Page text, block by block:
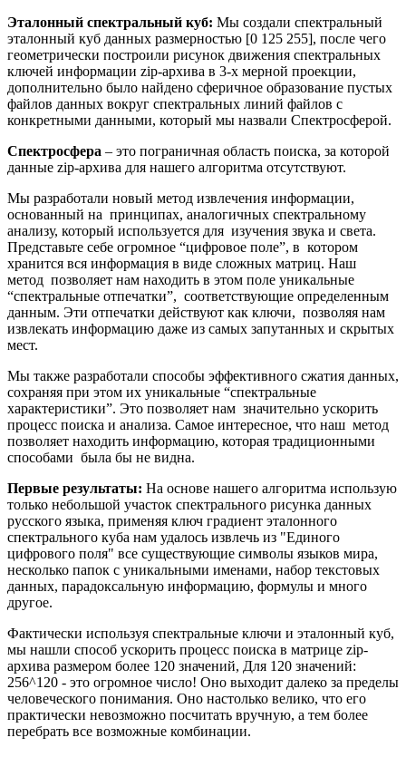
Эталонный спектральный куб: Мы создали спектральный
эталонный куб данных размерностью [0 125 255], после чего
геометрически построили рисунок движения спектральных
ключей информации zip-архива в 3-х мерной проекции,
дополнительно было найдено сферичное образование пустых
файлов данных вокруг спектральных линий файлов с
конкретными данными, который мы назвали Спектросферой.
Спектросфера – это пограничная область поиска, за которой
данные zip-архива для нашего алгоритма отсутствуют.
Мы разработали новый метод извлечения информации,
основанный на принципах, аналогичных спектральному
анализу, который используется для изучения звука и света.
Представьте себе огромное “цифровое поле”, в котором
хранится вся информация в виде сложных матриц. Наш
метод позволяет нам находить в этом поле уникальные
“спектральные отпечатки”, соответствующие определенным
данным. Эти отпечатки действуют как ключи, позволяя нам
извлекать информацию даже из самых запутанных и скрытых
мест.
Мы также разработали способы эффективного сжатия данных,
сохраняя при этом их уникальные “спектральные
характеристики”. Это позволяет нам значительно ускорить
процесс поиска и анализа. Самое интересное, что наш метод
позволяет находить информацию, которая традиционными
способами была бы не видна.
Первые результаты: На основе нашего алгоритма использую
только небольшой участок спектрального рисунка данных
русского языка, применяя ключ градиент эталонного
спектрального куба нам удалось извлечь из "Единого
цифрового поля" все существующие символы языков мира,
несколько папок с уникальными именами, набор текстовых
данных, парадоксальную информацию, формулы и много
другое.
Фактически используя спектральные ключи и эталонный куб,
мы нашли способ ускорить процесс поиска в матрице zip-
архива размером более 120 значений, Для 120 значений:
256^120 - это огромное число! Оно выходит далеко за пределы
человеческого понимания. Оно настолько велико, что его
практически невозможно посчитать вручную, а тем более
перебрать все возможные комбинации.